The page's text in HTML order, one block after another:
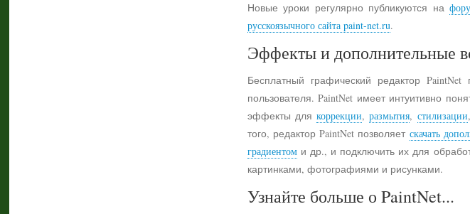
Новые уроки регулярно публикуются на
русскоязычного сайта paint-net.ru.
Эффекты и дополнительные
Бесплатный графический редактор
пользователя. PaintNet имеет интуитивно
эффекты длякоррекции,размытия, стилизации,
того, редактор PaintNet позволяет скачать
градиентоми др., и подключить их для
картинками, фотографиями и рисунками.
Узнайте больше о PaintNet...